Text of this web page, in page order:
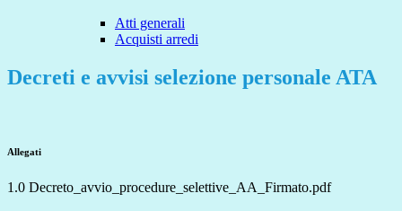
Atti generali
Acquisti arredi
Decreti e avvisi selezione personale ATA
Allegati
1.0 Decreto_avvio_procedure_selettive_AA_Firmato.pdf